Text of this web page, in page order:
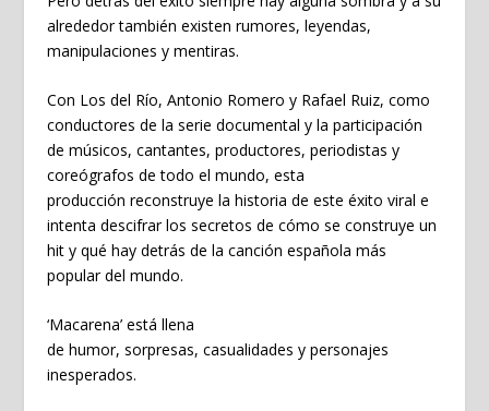
alrededor también existen rumores, leyendas,
manipulaciones y mentiras.
Con Los del Río, Antonio Romero y Rafael Ruiz, como
conductores de la serie documental y la participación
de músicos, cantantes, productores, periodistas y
coreógrafos de todo el mundo, esta
producción reconstruye la historia de este éxito viral e
intenta descifrar los secretos de cómo se construye un
hit y qué hay detrás de la canción española más
popular del mundo.
‘Macarena’ está llena
de humor, sorpresas, casualidades y personajes
inesperados.